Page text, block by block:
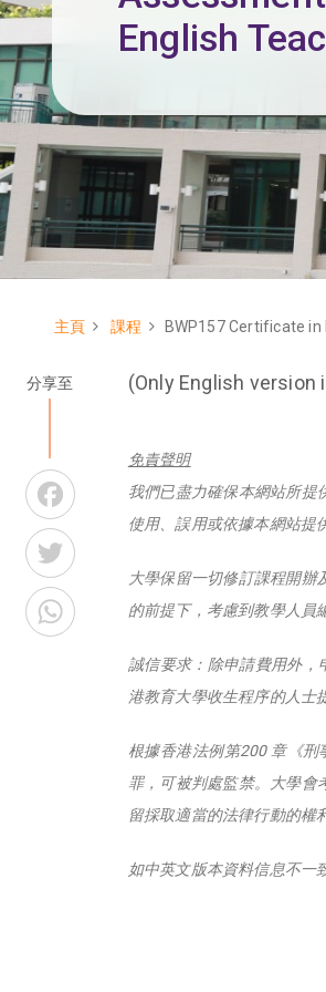
English
主頁 課程 BWP157 Certificate
分享至
Facebook
WhatsApp
(Only English version
免責聲明
我們已盡力確保本網站所提
使用、誤用或依據本網站提
大學保留一切修訂課程開
的前提下，考慮到教學人員
誠信要求：除申請費用外
港教育大學收生程序的人
根據香港法例第200 章《
罪，可被判處監禁。大學會
留採取適當的法律行動的權
如中英文版本資料信息不一